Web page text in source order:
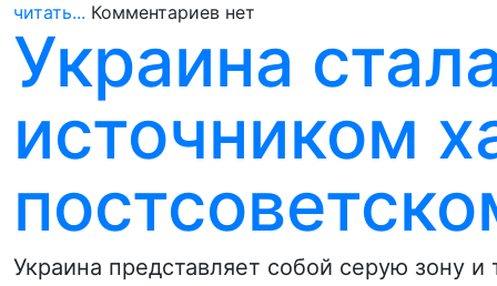
читать... Комментариев нет
Украина
источником
Украина представляет собой серую зону